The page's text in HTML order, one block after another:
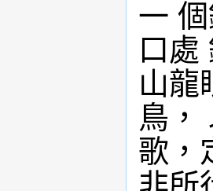
一
口處
山龍
鳥，
歌，